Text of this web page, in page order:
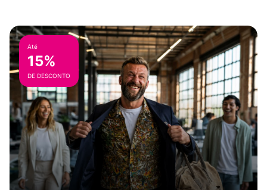
Até
15%
DE DESCONTO